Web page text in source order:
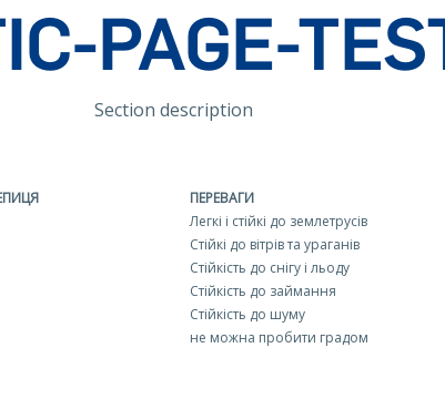
PAGE-
Section description
ПЕРЕВАГИ
Легкі і стійкі до землетрусів
Стійкі до вітрів та ураганів
Стійкість до снігу і льоду
Стійкість до займання
Стійкість до шуму
не можна пробити градом